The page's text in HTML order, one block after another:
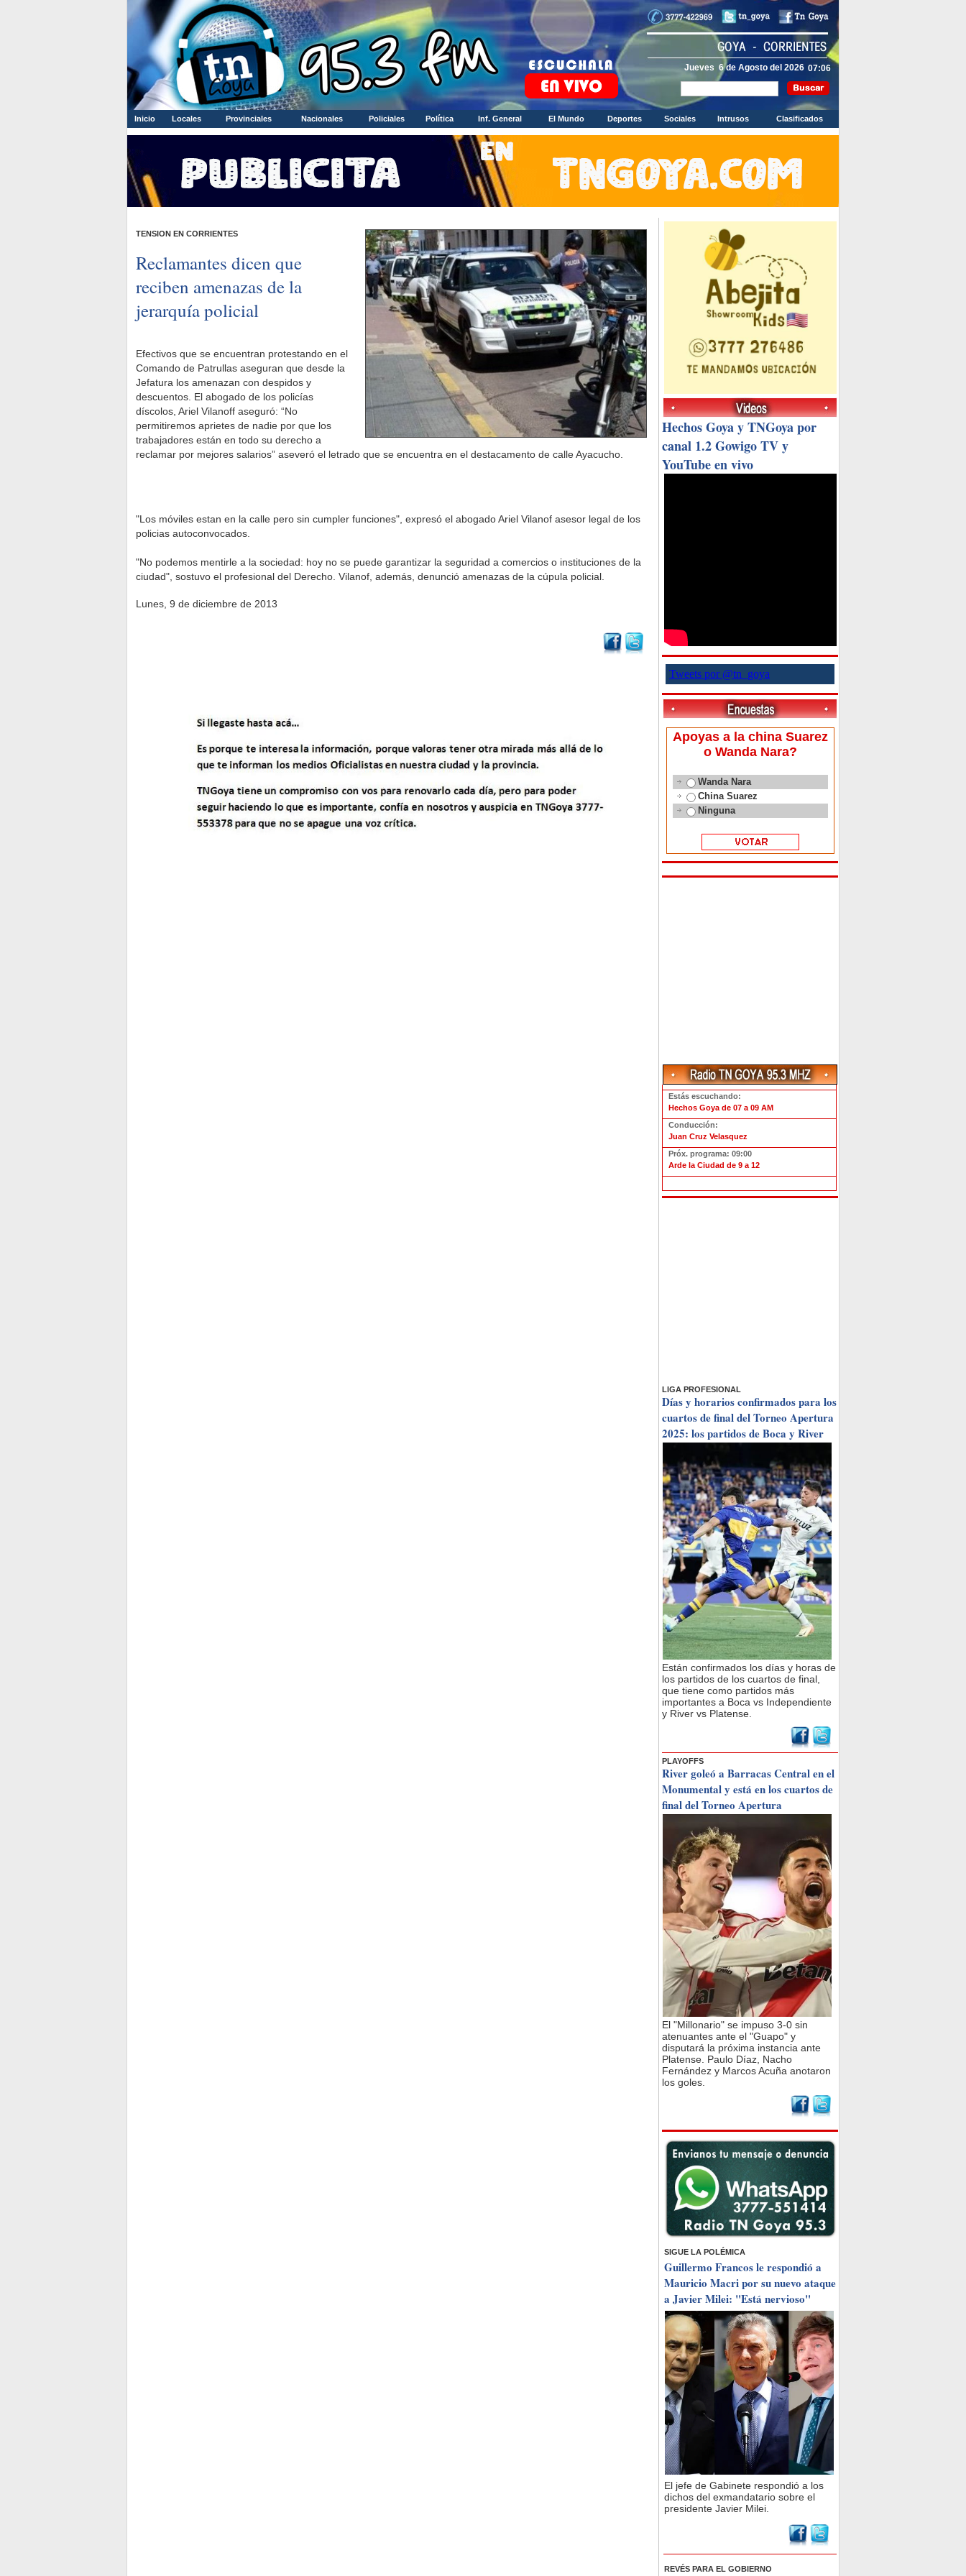
Jueves 6 de Agosto del 2026
Inicio Locales Provinciales Nacionales Policiales Política Inf. General El Mundo Deportes Sociales Intrusos Clasificados
TENSION EN CORRIENTES
Reclamantes dicen que
reciben amenazas de la
jerarquía policial
Efectivos que se encuentran protestando en el
Comando de Patrullas aseguran que desde la
Jefatura los amenazan con despidos y
descuentos. El abogado de los policías
díscolos, Ariel Vilanoff aseguró: “No
permitiremos aprietes de nadie por que los
trabajadores están en todo su derecho a
reclamar por mejores salarios” aseveró el letrado que se encuentra en el destacamento de calle Ayacucho.
"Los móviles estan en la calle pero sin cumpler funciones", expresó el abogado Ariel Vilanof asesor legal de los
policias autoconvocados.
"No podemos mentirle a la sociedad: hoy no se puede garantizar la seguridad a comercios o instituciones de la
ciudad", sostuvo el profesional del Derecho. Vilanof, además, denunció amenazas de la cúpula policial.
Lunes, 9 de diciembre de 2013
Hechos Goya y TNGoya por
canal 1.2 Gowigo TV y
YouTube en vivo
Tweets por @tn_goya
Apoyas a la china Suarez
o Wanda Nara?
Wanda Nara
China Suarez
Ninguna
Estás escuchando:
Hechos Goya de 07 a 09 AM
Conducción:
Juan Cruz Velasquez
Próx. programa: 09:00
Arde la Ciudad de 9 a 12
LIGA PROFESIONAL
Días y horarios confirmados para los
cuartos de final del Torneo Apertura
2025: los partidos de Boca y River
Están confirmados los días y horas de
los partidos de los cuartos de final,
que tiene como partidos más
importantes a Boca vs Independiente
y River vs Platense.
PLAYOFFS
River goleó a Barracas Central en el
Monumental y está en los cuartos de
final del Torneo Apertura
El "Millonario" se impuso 3-0 sin
atenuantes ante el "Guapo" y
disputará la próxima instancia ante
Platense. Paulo Díaz, Nacho
Fernández y Marcos Acuña anotaron
los goles.
SIGUE LA POLÉMICA
Guillermo Francos le respondió a
Mauricio Macri por su nuevo ataque
a Javier Milei: "Está nervioso"
El jefe de Gabinete respondió a los
dichos del exmandatario sobre el
presidente Javier Milei.
REVÉS PARA EL GOBIERNO